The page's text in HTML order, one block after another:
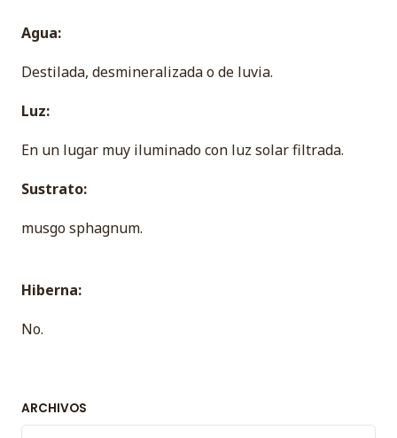
Agua:
Destilada, desmineralizada o de luvia.
Luz:
En un lugar muy iluminado con luz solar filtrada.
Sustrato:
musgo sphagnum.
Hiberna:
No.
ARCHIVOS